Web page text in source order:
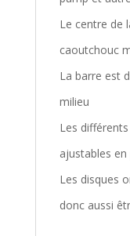
Le centre de
caoutchouc
La barre est
milieu
Les
ajustables
Les disques
donc aussi